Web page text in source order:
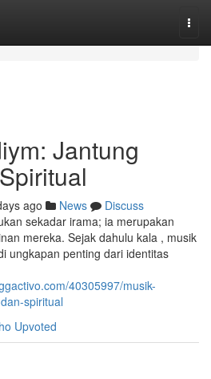
Jantung
ago News
Discuss
sekadar irama; ia merupakan
mereka. Sejak dahulu kala , musik
ungkapan penting dari identitas
40305997/musik-
spiritual
Upvoted